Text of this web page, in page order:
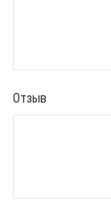
Отзыв